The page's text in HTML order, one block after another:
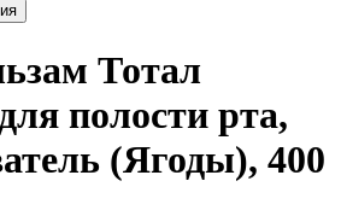
Тотал
полости рта,
(Ягоды), 400